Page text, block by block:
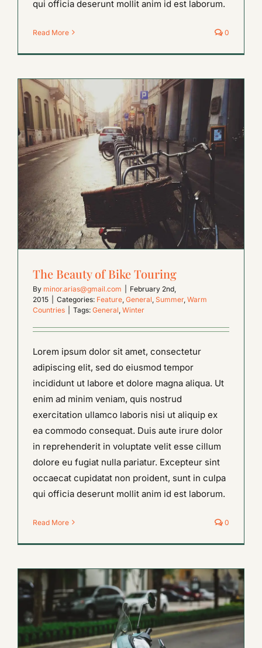
qui officia deserunt mollit anim id est laborum.
Read More 0
The Beauty of Bike Touring
By minor.arias@gmail.com
February 2nd,
2015
Categories: Feature, General Summer, Warm
Countries
Tags: General Winter
Lorem ipsum dolor sit amet, consectetur
adipiscing elit, sed do eiusmod tempor
incididunt ut labore et dolore magna aliqua. Ut
enim ad minim veniam, quis nostrud
exercitation ullamco laboris nisi ut aliquip ex
ea commodo consequat. Duis aute irure dolor
in reprehenderit in voluptate velit esse cillum
dolore eu fugiat nulla pariatur. Excepteur sint
occaecat cupidatat non proident, sunt in culpa
qui officia deserunt mollit anim id est laborum.
Read More 0